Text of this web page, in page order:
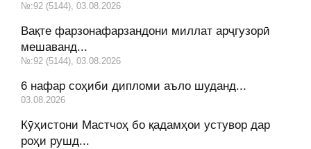
№:92 (5144), 03.08.2026
Вақте фарзонафарзандони миллат арҷгузорӣ
мешаванд...
№:92 (5144), 03.08.2026
6 нафар соҳиби дипломи аъло шуданд...
03.08.2026
Кӯҳистони Мастчоҳ бо қадамҳои устувор дар
роҳи рушд...